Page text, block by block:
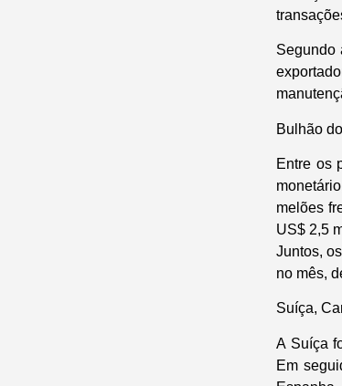
Segundo
Bulhão
Entre os
melões
US$ 2,5
Juntos,
no mês,
Suíça,
A Suíça
Em